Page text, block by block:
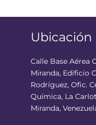
Ubicación
Calle Base Aérea
Miranda, Edificio
Rodríguez, Ofic.
Química, La
Miranda,